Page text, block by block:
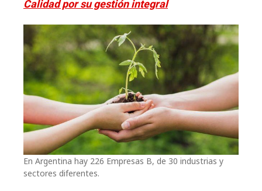
Calidad por su gestión integral
En Argentina hay 226 Empresas B, de 30 industrias y
sectores diferentes.